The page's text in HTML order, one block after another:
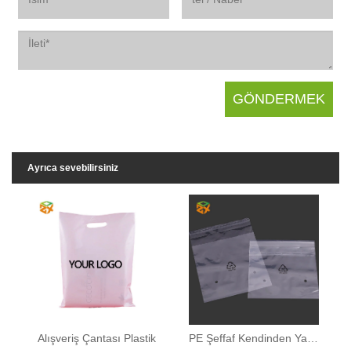
Ayrıca sevebilirsiniz
Alışveriş Çantası Plastik PE Şeffaf Kendinden Yapışkanlı Çantalar